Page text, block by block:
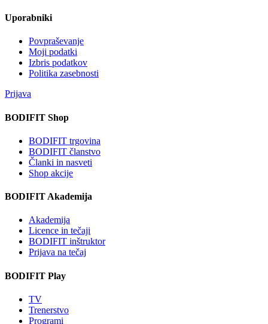
Uporabniki
Povpraševanje
Moji podatki
Izbris podatkov
Politika zasebnosti
Prijava
BODIFIT Shop
BODIFIT trgovina
BODIFIT članstvo
Članki in nasveti
Shop akcije
BODIFIT Akademija
Akademija
Licence in tečaji
BODIFIT inštruktor
Prijava na tečaj
BODIFIT Play
TV
Trenerstvo
Programi